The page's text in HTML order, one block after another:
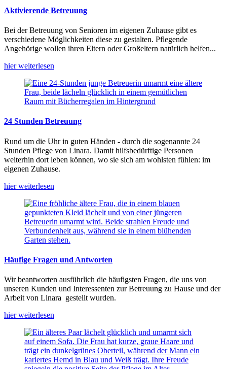
Aktivierende Betreuung
Bei der Betreuung von Senioren im eigenen Zuhause gibt es
verschiedene Möglichkeiten diese zu gestalten. Pflegende
Angehörige wollen ihren Eltern oder Großeltern natürlich helfen...
hier weiterlesen
24 Stunden Betreuung
Rund um die Uhr in guten Händen - durch die sogenannte 24
Stunden Pflege von Linara. Damit hilfsbedürftige Personen
weiterhin dort leben können, wo sie sich am wohlsten fühlen: im
eigenen Zuhause.
hier weiterlesen
Häufige Fragen und Antworten
Wir beantworten ausführlich die häufigsten Fragen, die uns von
unseren Kunden und Interessenten zur Betreuung zu Hause und der
Arbeit von Linara gestellt wurden.
hier weiterlesen